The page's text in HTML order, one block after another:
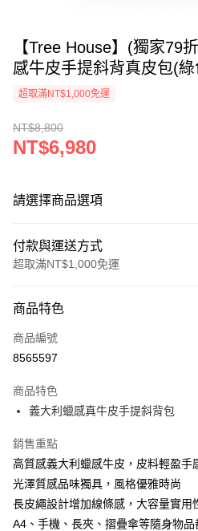
【Tree House】(獨家79
感牛皮手提斜背真皮包(
超取滿NT$1,000免運
NT$8,800
NT$6,980
請選擇商品選項
付款與運送方式
超取滿NT$1,000免運
信用卡一次付款
信用卡分期付款
合作金庫商業銀行
華南商業銀行
國泰世華商業銀行
臺灣中小企業銀行
匯豐（台灣）商業銀行
聯邦商業銀行
元大商業銀行
6 期 0 利率 每期
華南商業銀行
上海商業儲蓄銀行
國泰世華商業銀行
臺灣中小企業銀行
匯豐（台灣）商業銀行
聯邦商業銀行
Apple Pay
悠遊付
Google Pay
商品特色
商品編號
8565597
商品特色
義大利蠟感真牛皮手提斜背包
銷售重點
高質感義大利蠟感牛皮，皮料輕盈手
光澤質感品味獨具，風格優雅時尚
長皮繩設計增加線條感，大容量實用
A4、手機、長夾、摺疊傘等隨身物品